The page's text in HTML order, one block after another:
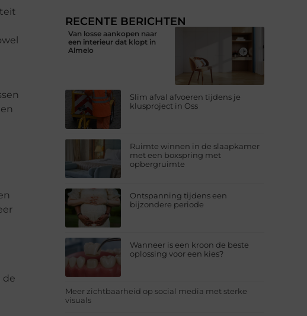
de
RECENTE BERICHTEN
Van losse aankopen naar
een interieur dat klopt in
Almelo
Slim afval afvoeren tijdens je
klusproject in Oss
Ruimte winnen in de slaapkamer
met een boxspring met
opbergruimte
Ontspanning tijdens een
bijzondere periode
Wanneer is een kroon de beste
oplossing voor een kies?
Meer zichtbaarheid op social media met sterke
visuals